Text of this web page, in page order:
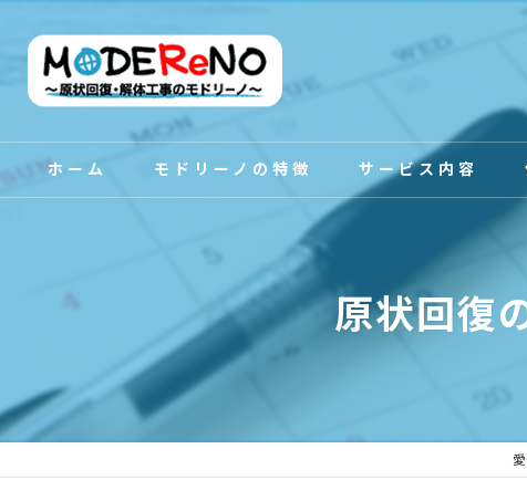
ホーム モドリーノの特徴 サービス内容
原状回復